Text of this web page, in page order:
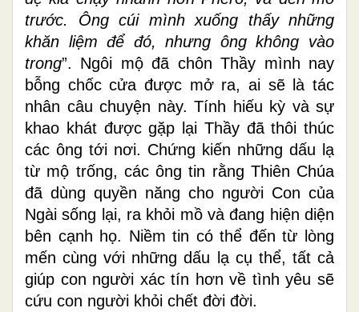
trước. Ông cúi mình xuống thấy những
khăn liệm để đó, nhưng ông không vào
trong”. Ngôi mộ đã chôn Thầy mình nay
bỗng chốc cửa được mở ra, ai sẽ là tác
nhân câu chuyện này. Tính hiếu kỳ và sự
khao khát được gặp lại Thầy đã thôi thúc
các ông tới nơi. Chứng kiến những dấu lạ
từ mộ trống, các ông tin rằng Thiên Chúa
đã dùng quyền năng cho người Con của
Ngài sống lại, ra khỏi mồ và đang hiện diện
bên cạnh họ. Niềm tin có thể đến từ lòng
mến cùng với những dấu lạ cụ thể, tất cả
giúp con người xác tín hơn về tình yêu sẽ
cứu con người khỏi chết đời đời.